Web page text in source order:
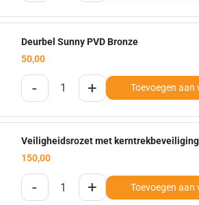
Deurbel Sunny PVD Bronze
50,00
- + Toevoegen aan
Veiligheidsrozet met kerntrekbeveiliging
150,00
- + Toevoegen aan